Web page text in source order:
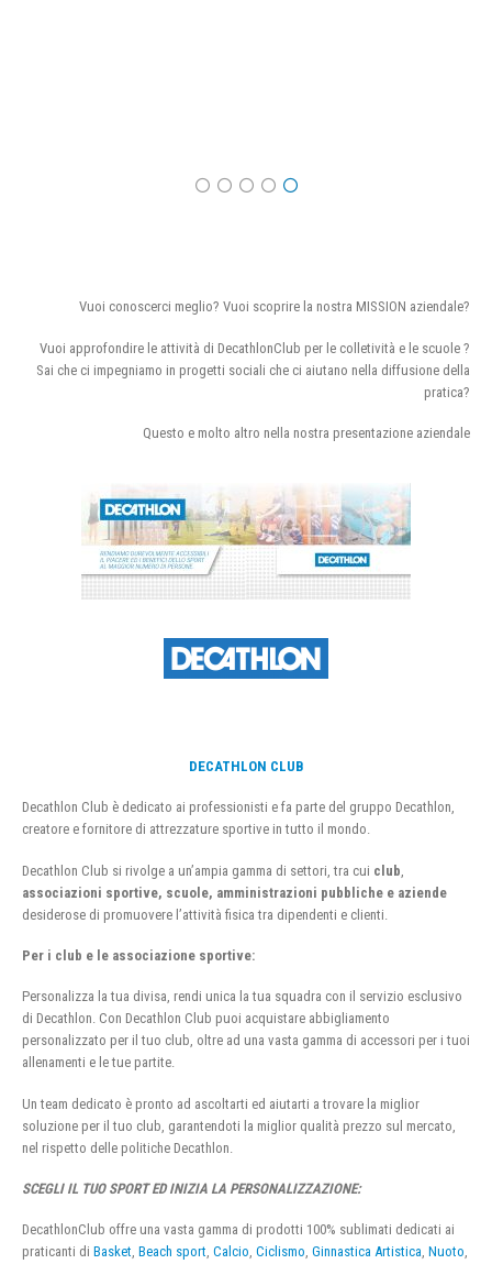
Vuoi conoscerci meglio? Vuoi scoprire la nostra MISSION aziendale?
Vuoi approfondire le attività di DecathlonClub per le colletività e le scuole ?
Sai che ci impegniamo in progetti sociali che ci aiutano nella diffusione della
pratica?
Questo e molto altro nella nostra presentazione aziendale
DECATHLON CLUB
Decathlon Club è dedicato ai professionisti e fa parte del gruppo Decathlon,
creatore e fornitore di attrezzature sportive in tutto il mondo.
Decathlon Club si rivolge a un’ampia gamma di settori, tra cui club
associazioni sportive, scuole, amministrazioni pubbliche e aziende
desiderose di promuovere l’attività fisica tra dipendenti e clienti.
Per i club e le associazione sportive:
Personalizza la tua divisa, rendi unica la tua squadra con il servizio esclusivo
di Decathlon. Con Decathlon Club puoi acquistare abbigliamento
personalizzato per il tuo club, oltre ad una vasta gamma di accessori per i tuoi
allenamenti e le tue partite.
Un team dedicato è pronto ad ascoltarti ed aiutarti a trovare la miglior
soluzione per il tuo club, garantendoti la miglior qualità prezzo sul mercato,
nel rispetto delle politiche Decathlon.
SCEGLI IL TUO SPORT ED INIZIA LA PERSONALIZZAZIONE:
DecathlonClub offre una vasta gamma di prodotti 100% sublimati dedicati ai
praticanti di Basket, Beach sport, Calcio, Ciclismo, Ginnastica Artistica, Nuoto,